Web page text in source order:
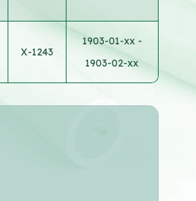
X-1243
1903-01-xx -
1903-02-xx